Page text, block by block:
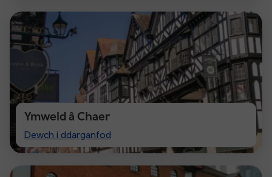
Ymweld â Chaer
Dewch i ddarganfod
Visit
Chester